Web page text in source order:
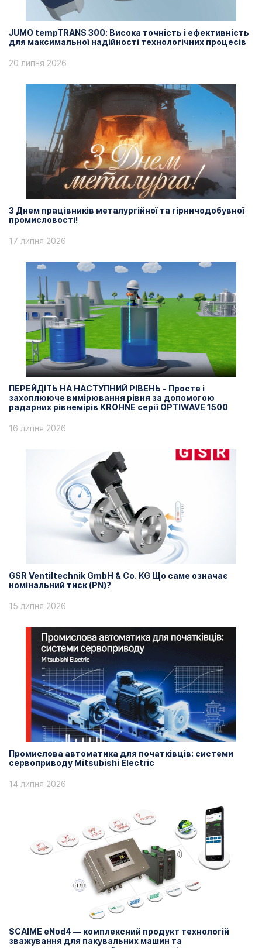
JUMO tempTRANS 300: Висока точність і ефективність
для максимальної надійності технологічних процесів
20 липня 2026
З Днем працівників металургійної та гірничодобувної
промисловості!
17 липня 2026
ПЕРЕЙДІТЬ НА НАСТУПНИЙ РІВЕНЬ - Просте і
захоплююче вимірювання рівня за допомогою
радарних рівнемірів KROHNE серії OPTIWAVE 1500
16 липня 2026
GSR Ventiltechnik GmbH & Co. KG Що саме означає
номінальний тиск (PN)?
15 липня 2026
Промислова автоматика для початківців: системи
сервоприводу Mitsubishi Electric
14 липня 2026
SCAIME eNod4 — комплексний продукт технологій
зважування для пакувальних машин та